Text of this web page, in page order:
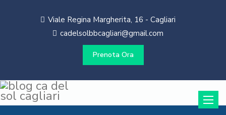
Viale Regina Margherita, 16 - Cagliari
cadelsolbbcagliari@gmail.com
Prenota Ora
Toggle